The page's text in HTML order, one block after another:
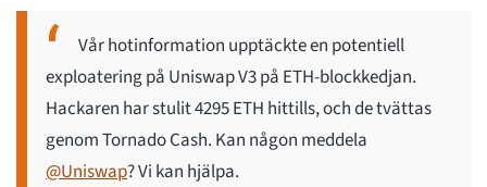
Vår hotinformation upptäckte en potentiell
exploatering på Uniswap V3 på ETH-blockkedjan.
Hackaren har stulit 4295 ETH hittills, och de tvättas
genom Tornado Cash. Kan någon meddela
@Uniswap? Vi kan hjälpa.